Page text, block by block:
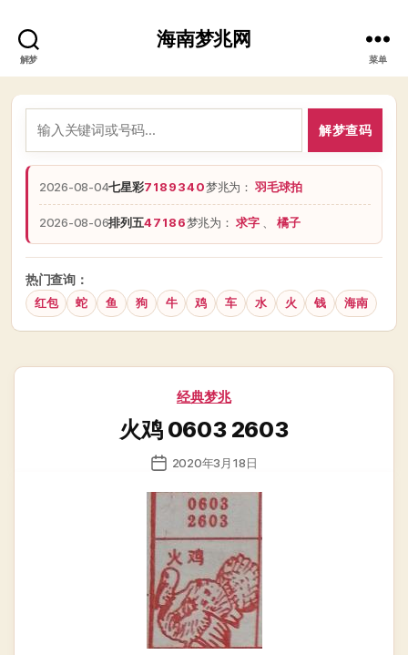
解梦
海南梦兆网
菜单
解梦查码
2026-08-04七星彩7189340梦兆为：羽毛球拍
2026-08-06排列五47186梦兆为：求字 橘子
热门查询：
红包 蛇 鱼 狗 牛 鸡 车 水 火 钱 海南
分
经典梦兆
火鸡 0603 2603
发
日
2020年3月18日